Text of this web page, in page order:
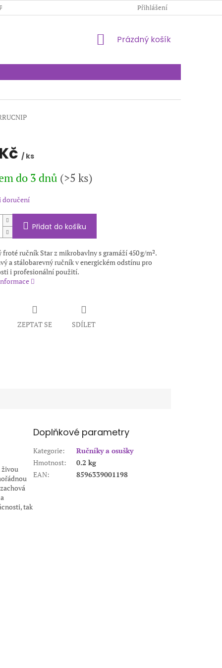
OCHRANY OSOBNÍCH ÚDAJŮ KONTAKTY
Přihlášení
NÁKUPNÍ
Prázdný košík
/ ks
do 3 dnů (>5 ks)
doručení
Přidat do košíku
froté ručník Star z mikrobavlny s gramáží 450 g/m².
a stálobarevný ručník v energickém odstínu pro
i profesionální použití.
ZEPTAT SE SDÍLET
živou
tak
Doplňkové parametry
Kategorie:
Ručníky a osušky
Hmotnost:
0.2 kg
EAN: 8596339001198